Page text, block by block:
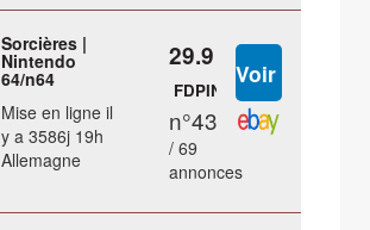
Sorcières |
Nintendo
64/n64
Mise en ligne il
y a 3586j 19h
Allemagne
29.9 €
FDPIN
n°43
/ 69
annonces